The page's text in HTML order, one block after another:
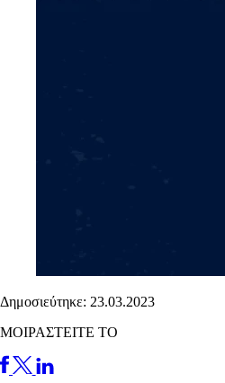
Δημοσιεύτηκε: 23.03.2023
ΜΟΙΡΑΣΤΕΙΤΕ ΤΟ